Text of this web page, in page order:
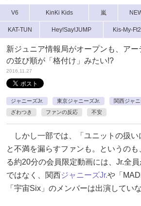
V6 KinKi Kids 嵐
KAT-TUN Hey!Say!JUMP Kis-My-Ft2
新ジュニア情報局がオープンも、ア
の並び順が「格付け」みたい!?
2016.11.27
ジャニーズJr. 東京ジャニーズJr.
関西ジャニ
ざわつき
ファンの反応 不安
しかし一部では、「ユニットの扱い
と不満を漏らすファンも。というの
る約20分の会員限定動画には、Jr.全
ではなく、関西ジャニーズJr.や「
「宇宙Six」のメンバーは出演していな